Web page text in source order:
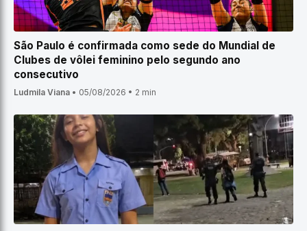
São Paulo é confirmada como sede do Mundial de
Clubes de vôlei feminino pelo segundo ano
consecutivo
Ludmila Viana • 05/08/2026 • 2 min